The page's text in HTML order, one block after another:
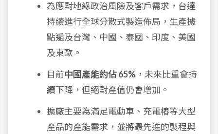
為應對地緣政治風險及客戶需求，台達
持續進行全球分散式製造佈局，生產據
點遍及台灣、中國、泰國、印度、美國
及東歐。
目前中國產能約佔 65% ，未來比重會持
續下降，但絕對產值仍會增加。
擴廠主要為滿足電動車、充電樁等大型
產品的產能需求，並將最先進的製程與